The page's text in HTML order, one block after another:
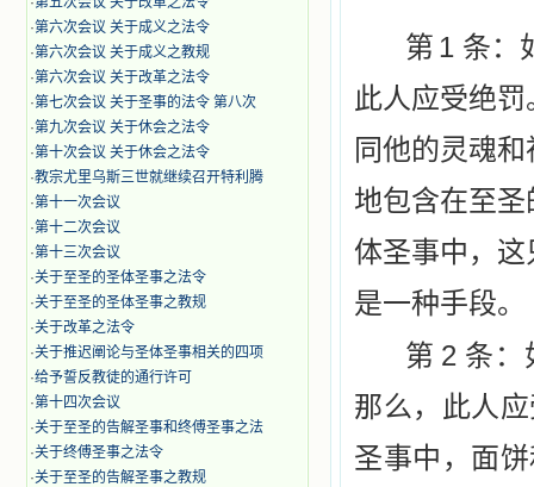
·第六次会议 关于成义之法令
·第六次会议 关于成义之教规
·第六次会议 关于改革之法令
·第七次会议 关于圣事的法令 第八次
·第九次会议 关于休会之法令
·第十次会议 关于休会之法令
·教宗尤里乌斯三世就继续召开特利腾
·第十一次会议
·第十二次会议
·第十三次会议
·关于至圣的圣体圣事之法令
·关于至圣的圣体圣事之教规
·关于改革之法令
·关于推迟阐论与圣体圣事相关的四项
·给予誓反教徒的通行许可
·第十四次会议
·关于至圣的告解圣事和终傅圣事之法
·关于终傅圣事之法令
·关于至圣的告解圣事之教规
第 1 条：
此人应受绝罚
同他的灵魂
地包含在至圣
体圣事中，
是一种手段。
第 2 条：
那么，此人
圣事中，面